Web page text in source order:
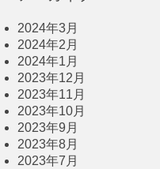
2024年3月
2024年2月
2024年1月
2023年12月
2023年11月
2023年10月
2023年9月
2023年8月
2023年7月